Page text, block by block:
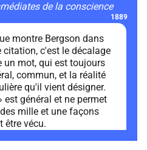
de la conscience
1889
montre Bergson dans
citation, c'est le décalage
un mot, qui est toujours
commun, et la réalité
qu'il vient désigner.
est général et ne permet
mille et une façons
être vécu.